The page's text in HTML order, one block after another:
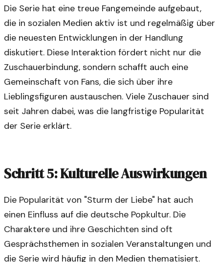
Die Serie hat eine treue Fangemeinde aufgebaut,
die in sozialen Medien aktiv ist und regelmäßig über
die neuesten Entwicklungen in der Handlung
diskutiert. Diese Interaktion fördert nicht nur die
Zuschauerbindung, sondern schafft auch eine
Gemeinschaft von Fans, die sich über ihre
Lieblingsfiguren austauschen. Viele Zuschauer sind
seit Jahren dabei, was die langfristige Popularität
der Serie erklärt.
Schritt 5: Kulturelle Auswirkungen
Die Popularität von "Sturm der Liebe" hat auch
einen Einfluss auf die deutsche Popkultur. Die
Charaktere und ihre Geschichten sind oft
Gesprächsthemen in sozialen Veranstaltungen und
die Serie wird häufig in den Medien thematisiert.